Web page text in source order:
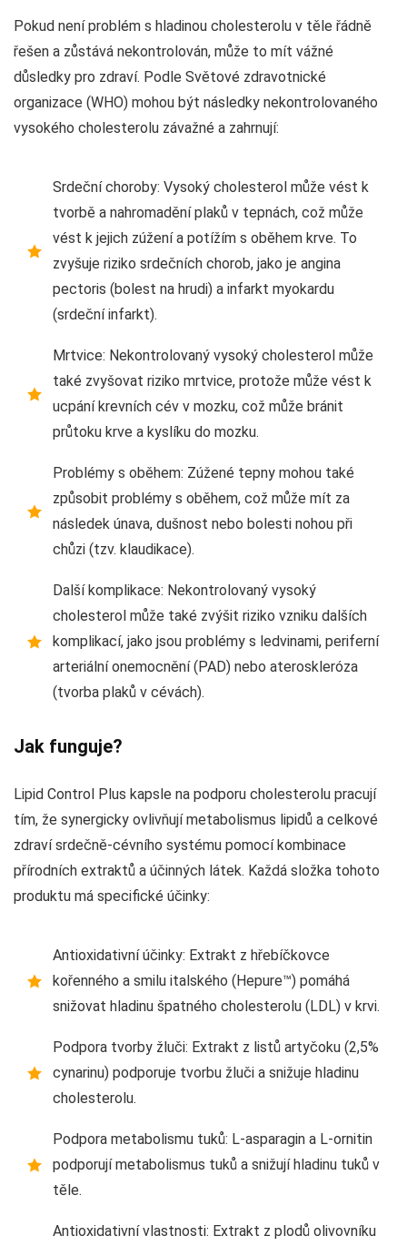
Pokud není problém s hladinou cholesterolu v těle řádně
řešen a zůstává nekontrolován, může to mít vážné
důsledky pro zdraví. Podle Světové zdravotnické
organizace (WHO) mohou být následky nekontrolovaného
vysokého cholesterolu závažné a zahrnují:
Srdeční choroby: Vysoký cholesterol může vést k
tvorbě a nahromadění plaků v tepnách, což může
vést k jejich zúžení a potížím s oběhem krve. To
zvyšuje riziko srdečních chorob, jako je angina
pectoris (bolest na hrudi) a infarkt myokardu
(srdeční infarkt).
Mrtvice: Nekontrolovaný vysoký cholesterol může
také zvyšovat riziko mrtvice, protože může vést k
ucpání krevních cév v mozku, což může bránit
průtoku krve a kyslíku do mozku.
Problémy s oběhem: Zúžené tepny mohou také
způsobit problémy s oběhem, což může mít za
následek únava, dušnost nebo bolesti nohou při
chůzi (tzv. klaudikace).
Další komplikace: Nekontrolovaný vysoký
cholesterol může také zvýšit riziko vzniku dalších
komplikací, jako jsou problémy s ledvinami, periferní
arteriální onemocnění (PAD) nebo ateroskleróza
(tvorba plaků v cévách).
Jak funguje?
Lipid Control Plus kapsle na podporu cholesterolu pracují
tím, že synergicky ovlivňují metabolismus lipidů a celkové
zdraví srdečně-cévního systému pomocí kombinace
přírodních extraktů a účinných látek. Každá složka tohoto
produktu má specifické účinky:
Antioxidativní účinky: Extrakt z hřebíčkovce
kořenného a smilu italského (Hepure™) pomáhá
snižovat hladinu špatného cholesterolu (LDL) v krvi.
Podpora tvorby žluči: Extrakt z listů artyčoku (2,5%
cynarinu) podporuje tvorbu žluči a snižuje hladinu
cholesterolu.
Podpora metabolismu tuků: L-asparagin a L-ornitin
podporují metabolismus tuků a snižují hladinu tuků v
těle.
Antioxidativní vlastnosti: Extrakt z plodů olivovníku